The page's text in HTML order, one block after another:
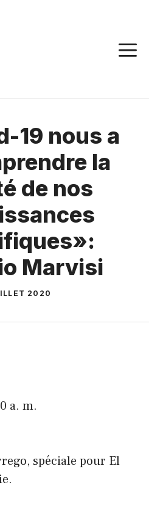
19 nous a
la
de nos
Marvisi
2020
a. m.
spéciale pour El